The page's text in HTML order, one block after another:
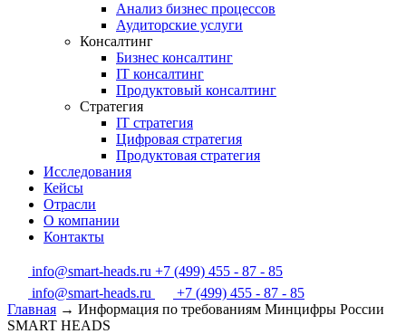
Анализ бизнес процессов
Аудиторские услуги
Консалтинг
Бизнес консалтинг
IT консалтинг
Продуктовый консалтинг
Стратегия
IT стратегия
Цифровая стратегия
Продуктовая стратегия
Исследования
Кейсы
Отрасли
О компании
Контакты
info@smart-heads.ru +7 (499) 455 - 87 - 85
info@smart-heads.ru
+7 (499) 455 - 87 - 85
Главная → Информация по требованиям Минцифры России
SMART HEADS